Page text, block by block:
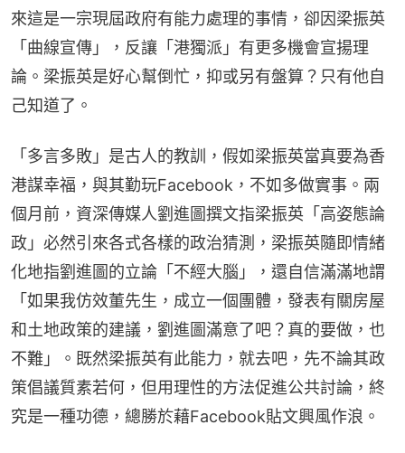
來這是一宗現屆政府有能力處理的事情，卻因梁振英
「曲線宣傳」，反讓「港獨派」有更多機會宣揚理
論。梁振英是好心幫倒忙，抑或另有盤算？只有他自
己知道了。
「多言多敗」是古人的教訓，假如梁振英當真要為香
港謀幸福，與其勤玩Facebook，不如多做實事。兩
個月前，資深傳媒人劉進圖撰文指梁振英「高姿態論
政」必然引來各式各樣的政治猜測，梁振英隨即情緒
化地指劉進圖的立論「不經大腦」，還自信滿滿地謂
「如果我仿效董先生，成立一個團體，發表有關房屋
和土地政策的建議，劉進圖滿意了吧？真的要做，也
不難」。既然梁振英有此能力，就去吧，先不論其政
策倡議質素若何，但用理性的方法促進公共討論，終
究是一種功德，總勝於藉Facebook貼文興風作浪。